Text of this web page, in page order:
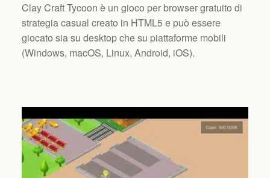
Clay Craft Tycoon è un gioco per browser gratuito di
strategia casual creato in HTML5 e può essere
giocato sia su desktop che su piattaforme mobili
(Windows, macOS, Linux, Android, iOS).